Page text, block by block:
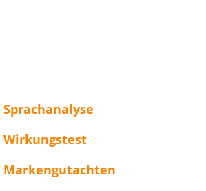
Sprachanalyse
Wirkungstest
Markengutachten